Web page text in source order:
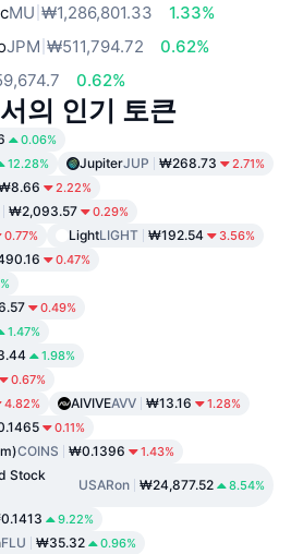
MU ₩1,286,801.33
1.33%
JPM ₩511,794.72
0.62%
0.62%
의 인기 토큰
0.06%
12.28% JupiterJUP ₩268.73 2.71%
2.22%
₩2,093.57 0.29%
0.77% LightLIGHT ₩192.54 3.56%
0.47%
0.49%
1.47%
1.98%
0.67%
4.82% AIVIVEAVV ₩13.16 1.28%
0.11%
COINS ₩0.1396 1.43%
Stock
USARon ₩24,877.52 8.54%
9.22%
FLU ₩35.32 0.96%